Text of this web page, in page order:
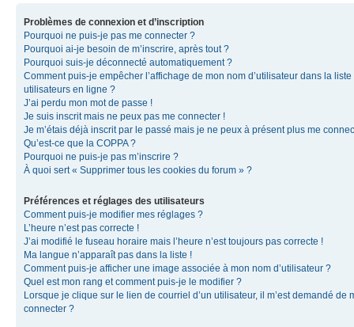
Problèmes de connexion et d’inscription
Pourquoi ne puis-je pas me connecter ?
Pourquoi ai-je besoin de m’inscrire, après tout ?
Pourquoi suis-je déconnecté automatiquement ?
Comment puis-je empêcher l’affichage de mon nom d’utilisateur dans la liste
utilisateurs en ligne ?
J’ai perdu mon mot de passe !
Je suis inscrit mais ne peux pas me connecter !
Je m’étais déjà inscrit par le passé mais je ne peux à présent plus me
Qu’est-ce que la COPPA ?
Pourquoi ne puis-je pas m’inscrire ?
À quoi sert « Supprimer tous les cookies du forum » ?
Préférences et réglages des utilisateurs
Comment puis-je modifier mes réglages ?
L’heure n’est pas correcte !
J’ai modifié le fuseau horaire mais l’heure n’est toujours pas correcte !
Ma langue n’apparaît pas dans la liste !
Comment puis-je afficher une image associée à mon nom d’utilisateur ?
Quel est mon rang et comment puis-je le modifier ?
Lorsque je clique sur le lien de courriel d’un utilisateur, il m’est demandé de
connecter ?